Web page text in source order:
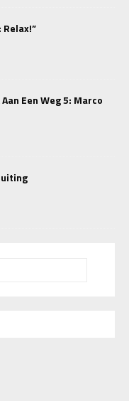
Een Weg 5: Marco